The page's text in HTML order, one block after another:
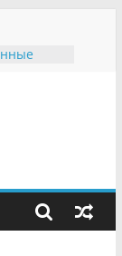
округа»